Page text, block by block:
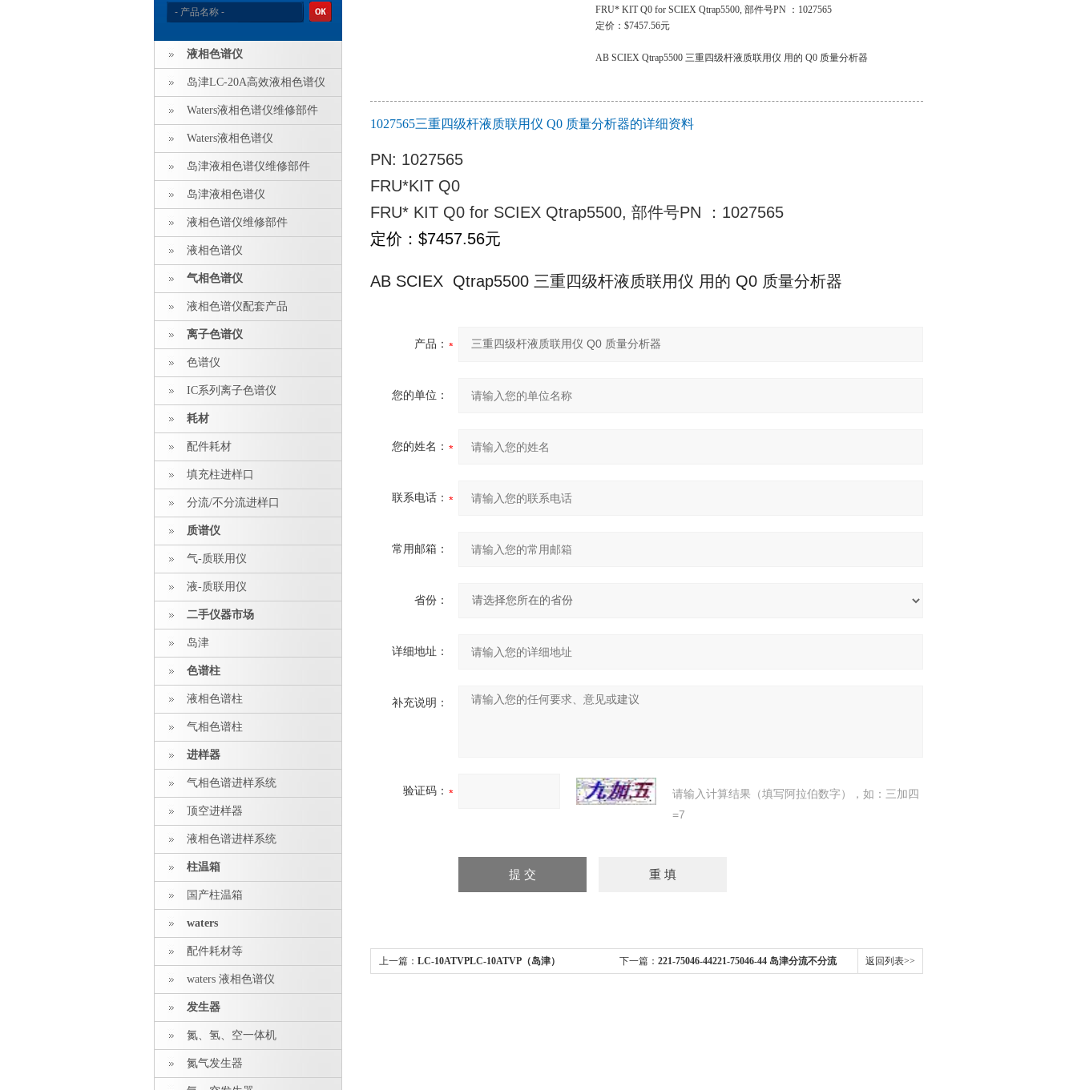
液相色谱仪
岛津LC-20A高效液相色谱仪
Waters液相色谱仪维修部件
Waters液相色谱仪
岛津液相色谱仪维修部件
岛津液相色谱仪
液相色谱仪维修部件
液相色谱仪
气相色谱仪
液相色谱仪配套产品
离子色谱仪
色谱仪
IC系列离子色谱仪
耗材
配件耗材
填充柱进样口
分流/不分流进样口
质谱仪
气-质联用仪
液-质联用仪
二手仪器市场
岛津
色谱柱
液相色谱柱
气相色谱柱
进样器
气相色谱进样系统
顶空进样器
液相色谱进样系统
柱温箱
国产柱温箱
waters
配件耗材等
waters 液相色谱仪
发生器
氮、氢、空一体机
氮气发生器
FRU* KIT Q0 for SCIEX Qtrap5500, 部件号PN ：1027565
定价：$7457.56元
AB SCIEX Qtrap5500 三重四级杆液质联用仪 用的 Q0 质量分析器
1027565三重四级杆液质联用仪 Q0 质量分析器的详细资料
PN: 1027565
FRU*KIT Q0
FRU* KIT Q0 for SCIEX Qtrap5500, 部件号PN ：1027565
定价：$7457.56元
AB SCIEX Qtrap5500 三重四级杆液质联用仪 用的 Q0 质量分析器
产品：
您的单位：
您的姓名：
联系电话：
常用邮箱：
省份：
详细地址：
补充说明：
验证码：
请输入计算结果（填写阿拉伯数字），如：三加四
=7
上一篇： LC-10ATVPLC-10ATVP（岛津） 下一篇： 221-75046-44221-75046-44 岛津分流不分流 返回列表>>